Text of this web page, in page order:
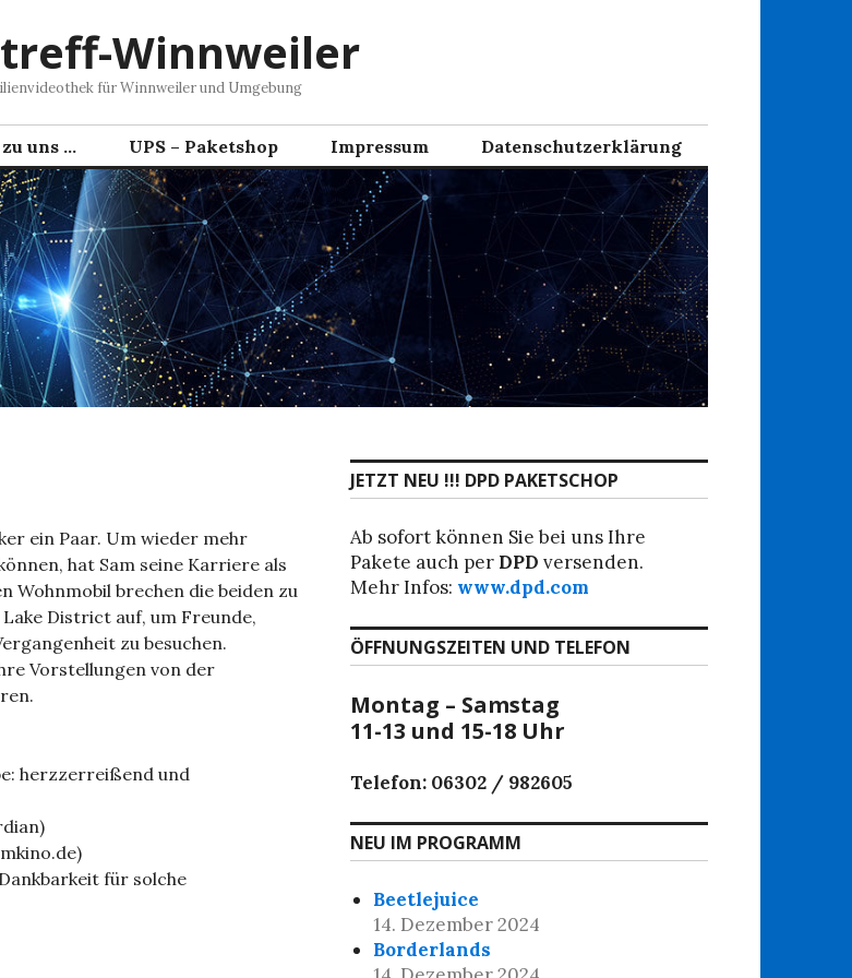
Winnweiler
für Winnweiler und Umgebung
uns … UPS – Paketshop Impressum Datenschutzerklärung
ein Paar. Um wieder mehr
hat Sam seine Karriere als
Wohnmobil brechen die beiden zu
District auf, um Freunde,
zu besuchen.
Vorstellungen von der
herzzerreißend und
für solche
JETZT NEU !!! DPD PAKETSCHOP
Ab sofort können Sie bei uns Ihre
Pakete auch per DPD versenden.
Mehr Infos: www.dpd.com
ÖFFNUNGSZEITEN UND TELEFON
Montag – Samstag
11-13 und 15-18 Uhr
Telefon: 06302 / 982605
NEU IM PROGRAMM
Beetlejuice
14. Dezember 2024
Borderlands